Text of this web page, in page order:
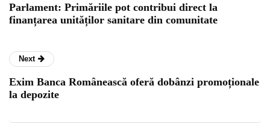
Parlament: Primăriile pot contribui direct la
finanțarea unităților sanitare din comunitate
Next
Exim Banca Românească oferă dobânzi promoționale
la depozite